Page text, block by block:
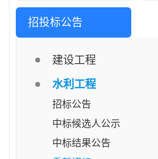
招投标公告
建设工程
水利工程
招标公告
中标候选人公示
中标结果公告